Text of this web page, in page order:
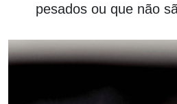
pesados ou que não